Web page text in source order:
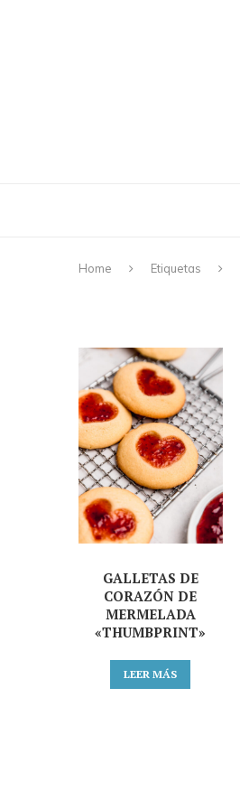
Home Etiquetas
GALLETAS DE
CORAZÓN DE
MERMELADA
«THUMBPRINT»
LEER MÁS